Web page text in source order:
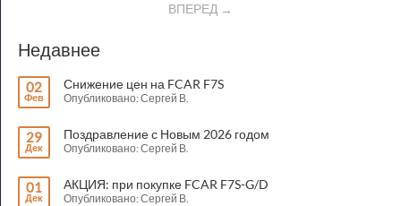
ВПЕРЕД
Недавнее
02
Фев
Снижение цен на FCAR F7S
Опубликовано: Сергей В.
29
Дек
Поздравление с Новым 2026 годом
Опубликовано: Сергей В.
01
Дек
АКЦИЯ: при покупке FCAR F7S-G/D
Опубликовано: Сергей В.